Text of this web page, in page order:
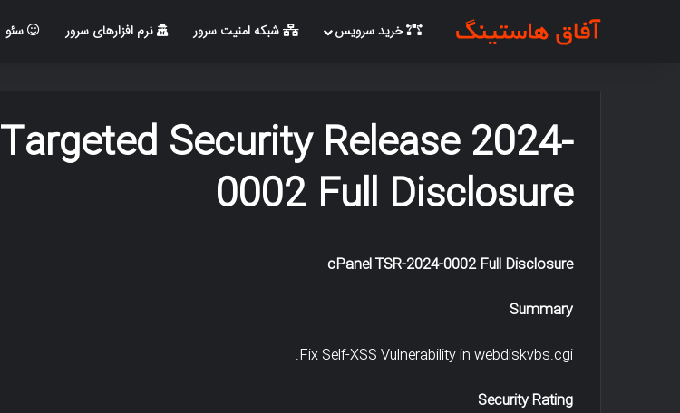
خرید سرویس شبکه امنیت سرور نرم افزارهای سرور سئو
Targeted Security Release 2024-
0002 Full Disclosure
cPanel TSR-2024-0002 Full Disclosure
Summary
Fix Self-XSS Vulnerability in webdiskvbs.cgi.
Security Rating